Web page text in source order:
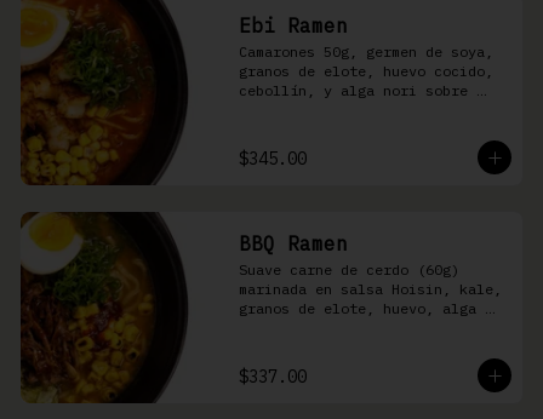
Ebi Ramen
Camarones 50g, germen de soya,
granos de elote, huevo cocido,
cebollín, y alga nori sobre
$345.00
BBQ Ramen
Suave carne de cerdo (60g)
marinada en salsa Hoisin, kale,
granos de elote, huevo, alga
cerdo
$337.00